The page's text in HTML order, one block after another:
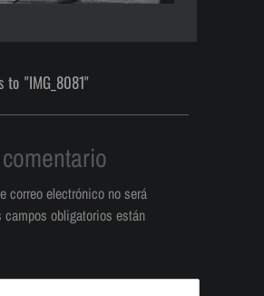
to "IMG_8081"
correo electrónico no será
campos obligatorios están